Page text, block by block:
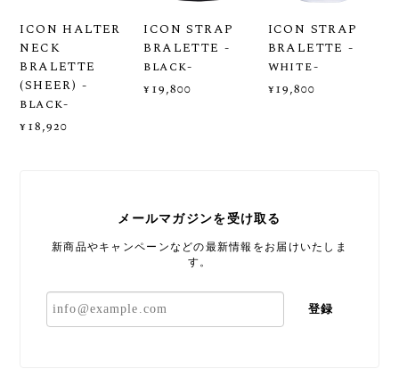
ICON HALTER
NECK
BRALETTE
(SHEER) -
black-
¥18,920
ICON STRAP
BRALETTE -
black-
¥19,800
ICON STRAP
BRALETTE -
white-
¥19,800
メールマガジンを受け取る
新商品やキャンペーンなどの最新情報をお届けいたしま
す。
登録